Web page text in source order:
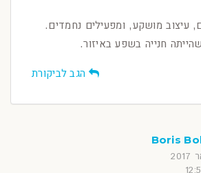
עיצוב מושקע, ומפעילים נחמדים.
חנייה בשפע באיזור.
הגב לביקורת
Boris